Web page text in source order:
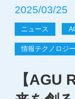
2025/03/25
ニュース
情報テクノロジ
【AGU